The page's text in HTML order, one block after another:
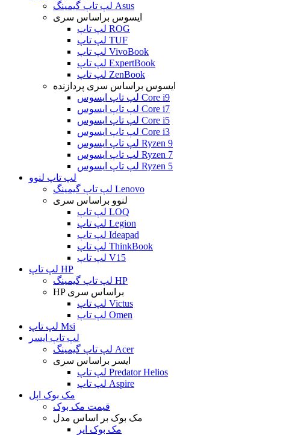
لپ تاپ گیمینگ Asus
ایسوس براساس سری
لپ تاپ ROG
لپ تاپ TUF
لپ تاپ VivoBook
لپ تاپ ExpertBook
لپ تاپ ZenBook
ایسوس براساس سری پردازنده
لپ تاپ ایسوس Core i9
لپ تاپ ایسوس Core i7
لپ تاپ ایسوس Core i5
لپ تاپ ایسوس Core i3
لپ تاپ ایسوس Ryzen 9
لپ تاپ ایسوس Ryzen 7
لپ تاپ ایسوس Ryzen 5
لپ تاپ لنوو
لپ تاپ گیمینگ Lenovo
لنوو براساس سری
لپ تاپ LOQ
لپ تاپ Legion
لپ تاپ Ideapad
لپ تاپ ThinkBook
لپ تاپ V15
لپ تاپ HP
لپ تاپ گیمینگ HP
HP براساس سری
لپ تاپ Victus
لپ تاپ Omen
لپ تاپ Msi
لپ تاپ ایسر
لپ تاپ گیمینگ Acer
ایسر براساس سری
لپ تاپ Predator Helios
لپ تاپ Aspire
مک بوک اپل
قیمت مک بوک
مک بوک بر اساس مدل
مک بوک ایر